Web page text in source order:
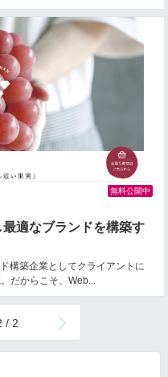
適なブランドを構築す
構築企業としてクライアントに
だからこそ、Web...
無料公開中
/ 2